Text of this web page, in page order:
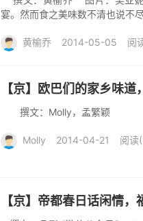
宴。然而食之美味数不清也说不
黄榆乔 2014-05-05 阅
【京】欧巴们的家乡味
撰文：Molly，孟繁
Molly 2014-04-21 阅读
【京】帝都春日话闲情